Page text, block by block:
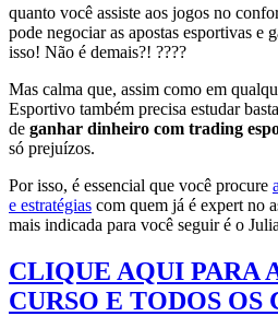
quanto você assiste aos jogos no
pode negociar as apostas esportivas e
isso! Não é demais?! ????
Mas calma que, assim como em
Esportivo também precisa estudar
de ganhar dinheiro com trading
só prejuízos.
Por isso, é essencial que você procure
e estratégias com quem já é expert no
mais indicada para você seguir é o
CLIQUE AQUI PARA
CURSO E TODOS OS